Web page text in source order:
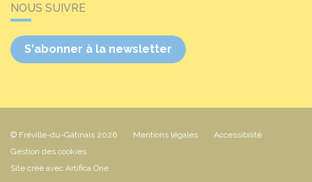
NOUS SUIVRE
S'abonner à la newsletter
© Fréville-du-Gâtinais 2026 Mentions légales
Accessibilité
Gestion des cookies
Site créé avec Artifica One